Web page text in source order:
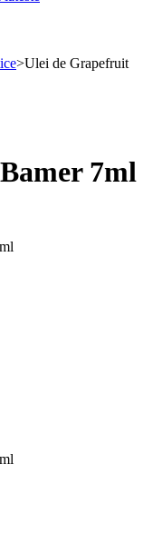
>Ulei de Grapefruit
7ml